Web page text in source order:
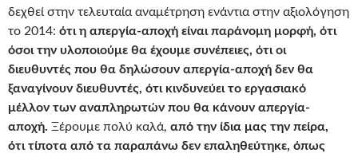
δεχθεί στην τελευταία αναμέτρηση ενάντια στην αξιολόγηση
το 2014: ότι η απεργία-αποχή είναι παράνομη μορφή, ότι
όσοι την υλοποιούμε θα έχουμε συνέπειες, ότι οι
διευθυντές που θα δηλώσουν απεργία-αποχή δεν θα
ξαναγίνουν διευθυντές, ότι κινδυνεύει το εργασιακό
μέλλον των αναπληρωτών που θα κάνουν απεργία-
αποχή. Ξέρουμε πολύ καλά, από την ίδια μας την πείρα,
ότι τίποτα από τα παραπάνω δεν επαληθεύτηκε, όπως